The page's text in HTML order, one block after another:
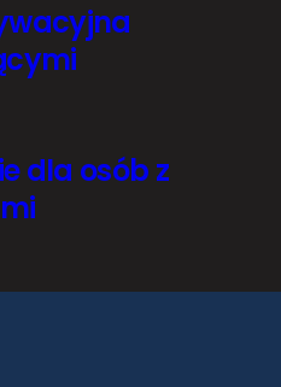
dla osób z